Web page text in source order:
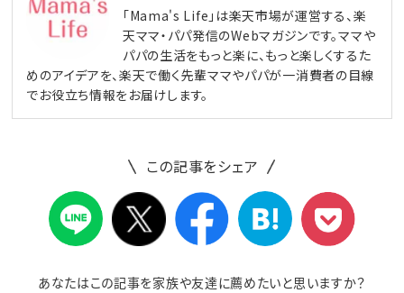
「Mama's Life」は楽天市場が運営する、楽
天ママ・パパ発信のWebマガジンです。ママや
パパの生活をもっと楽に、もっと楽しくするた
めのアイデアを、楽天で働く先輩ママやパパが一消費者の目線
でお役立ち情報をお届けします。
この記事をシェア
あなたはこの記事を家族や友達に薦めたいと思いますか？